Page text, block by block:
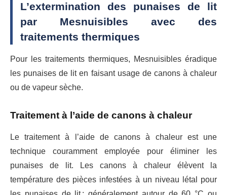
L’extermination des punaises de lit
par Mesnuisibles avec des
traitements thermiques
Pour les traitements thermiques, Mesnuisibles éradique
les punaises de lit en faisant usage de canons à chaleur
ou de vapeur sèche.
Traitement à l’aide de canons à chaleur
Le traitement à l’aide de canons à chaleur est une
technique couramment employée pour éliminer les
punaises de lit. Les canons à chaleur élèvent la
température des pièces infestées à un niveau létal pour